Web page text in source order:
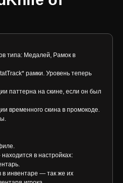
типа: Медалей, Рамок в
рамки. Уровень теперь
паттерна на скине, если он был
временного скина в промокоде.
в настройках:
в инвентаре — так же их